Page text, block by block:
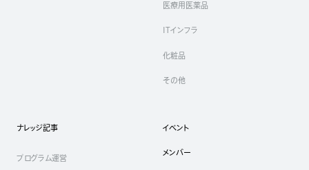
医療用医薬品
ITインフラ
化粧品
その他
ナレッジ記事
プログラム運営
イベント
メンバー